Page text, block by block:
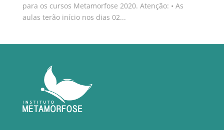
para os cursos Metamorfose 2020. Atenção: • As
aulas terão início nos dias 02...